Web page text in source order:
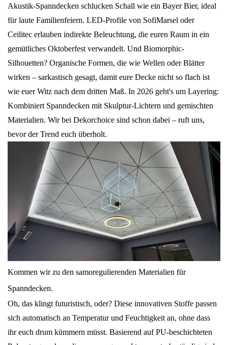
Akustik-Spanndecken schlucken Schall wie ein Bayer Bier, ideal
für laute Familienfeiern. LED-Profile von SofiMarsel oder
Ceilitec erlauben indirekte Beleuchtung, die euren Raum in ein
gemütliches Oktoberfest verwandelt. Und Biomorphic-
Silhouetten? Organische Formen, die wie Wellen oder Blätter
wirken – sarkastisch gesagt, damit eure Decke nicht so flach ist
wie euer Witz nach dem dritten Maß. In 2026 geht's um Layering:
Kombiniert Spanndecken mit Skulptur-Lichtern und gemischten
Materialien. Wir bei Dekorchoice sind schon dabei – ruft uns,
bevor der Trend euch überholt.
Kommen wir zu den samoregulierenden Materialien für
Spanndecken.
Oh, das klingt futuristisch, oder? Diese innovativen Stoffe passen
sich automatisch an Temperatur und Feuchtigkeit an, ohne dass
ihr euch drum kümmern müsst. Basierend auf PU-beschichteten